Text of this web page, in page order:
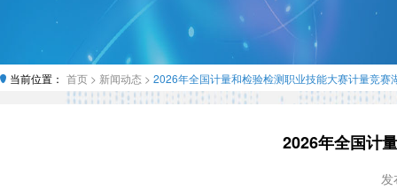
当前位置： 首页 > 新闻动态 > 2026年全国计量和检验检测职业技能大赛计量竞赛
2026年全国计
发